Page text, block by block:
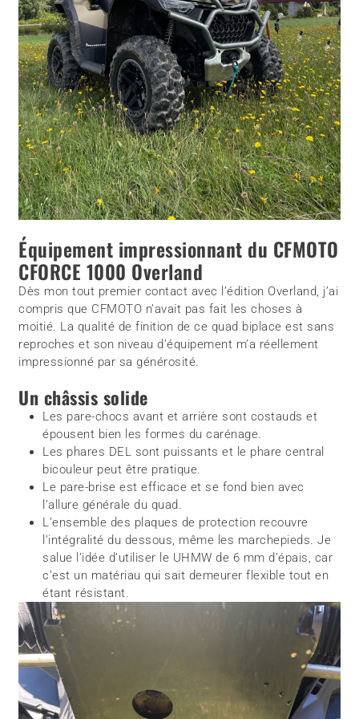
Équipement impressionnant du CFMOTO
CFORCE 1000 Overland
Dès mon tout premier contact avec l’édition Overland, j’ai
compris que CFMOTO n’avait pas fait les choses à
moitié. La qualité de finition de ce quad biplace est sans
reproches et son niveau d’équipement m’a réellement
impressionné par sa générosité.
Un châssis solide
Les pare-chocs avant et arrière sont costauds et
épousent bien les formes du carénage.
Les phares DEL sont puissants et le phare central
bicouleur peut être pratique.
Le pare-brise est efficace et se fond bien avec
l’allure générale du quad.
L’ensemble des plaques de protection recouvre
l’intégralité du dessous, même les marchepieds. Je
salue l’idée d’utiliser le UHMW de 6 mm d’épais, car
c’est un matériau qui sait demeurer flexible tout en
étant résistant.